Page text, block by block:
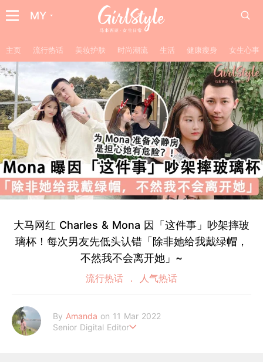
MY
主页 流行热话 美妆护肤 时尚潮流 生活 健康瘦身 女生心事
大马网红 Charles & Mona 因「这件事」吵架摔玻
璃杯！每次男友先低头认错「除非她给我戴绿帽，
不然我不会离开她」~
流行热话 人气热话
By Amanda on 11 Mar 2022
Senior Digital Editor